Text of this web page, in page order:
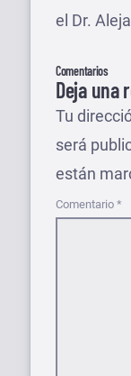
el Dr.
Comentarios
Deja una
Tu
será
están
Comentario *